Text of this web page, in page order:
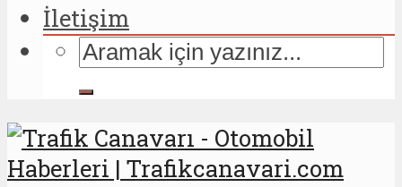
İletişim